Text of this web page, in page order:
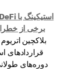
برخی از
بلاکچین
قراردادهای
دوره‌های